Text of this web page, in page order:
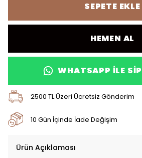
SEPETE EKLE
HEMEN AL
WHATSAPP ILE
2500 TL Üzeri Ücretsiz Gönderim
10 Gün İçinde İade Değişim
Ürün Açıklaması